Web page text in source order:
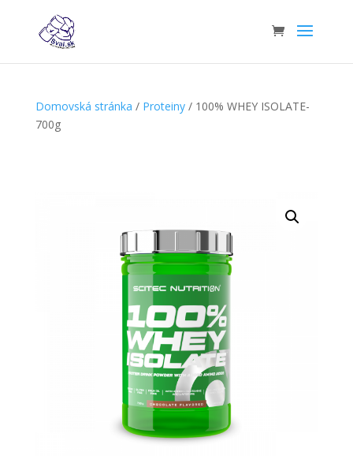
Domovská stránka / Proteiny/ 100% WHEY ISOLATE-
700g